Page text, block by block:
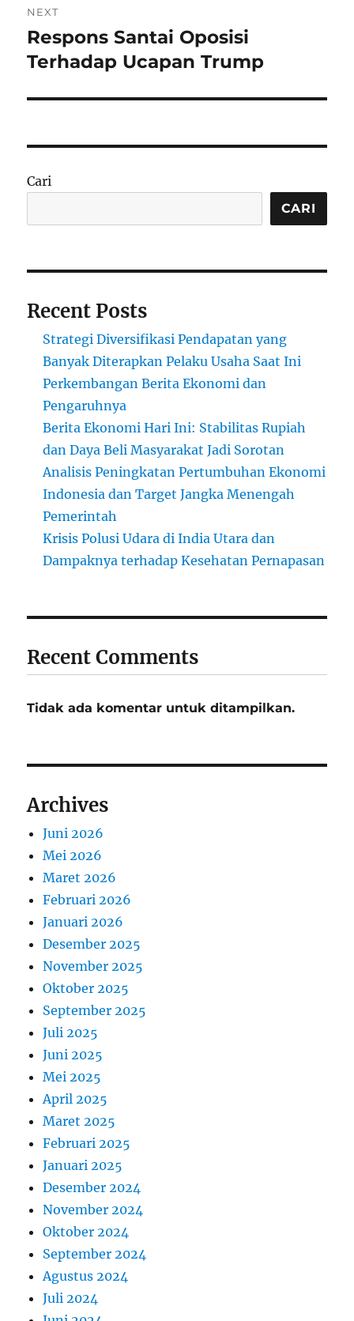
NEXT
Next
post:
Respons Santai Oposisi
Terhadap Ucapan Trump
Cari
CARI
Recent Posts
Strategi Diversifikasi Pendapatan yang
Banyak Diterapkan Pelaku Usaha Saat Ini
Perkembangan Berita Ekonomi dan
Pengaruhnya
Berita Ekonomi Hari Ini: Stabilitas Rupiah
dan Daya Beli Masyarakat Jadi Sorotan
Analisis Peningkatan Pertumbuhan Ekonomi
Indonesia dan Target Jangka Menengah
Pemerintah
Krisis Polusi Udara di India Utara dan
Dampaknya terhadap Kesehatan Pernapasan
Recent Comments
Tidak ada komentar untuk ditampilkan.
Archives
Juni 2026
Mei 2026
Maret 2026
Februari 2026
Januari 2026
Desember 2025
November 2025
Oktober 2025
September 2025
Juli 2025
Juni 2025
Mei 2025
April 2025
Maret 2025
Februari 2025
Januari 2025
Desember 2024
November 2024
Oktober 2024
September 2024
Agustus 2024
Juli 2024